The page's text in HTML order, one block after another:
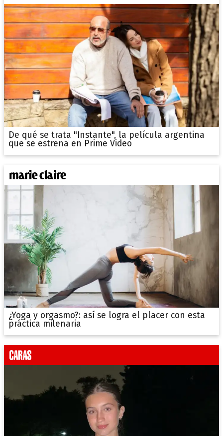
De qué se trata "Instante", la película argentina
que se estrena en Prime Video
¿Yoga y orgasmo?: así se logra el placer con esta
práctica milenaria